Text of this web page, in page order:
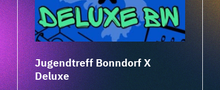
Jugendtreff Bonndorf X
Deluxe